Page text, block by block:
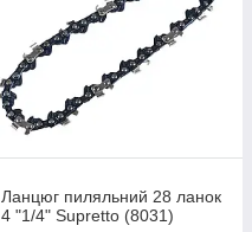
Ланцюг пиляльний 28 ланок
4 "1/4" Supretto (8031)